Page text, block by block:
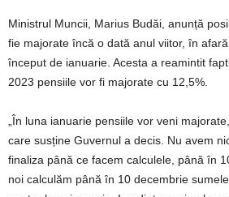
Ministrul Muncii, Marius Budăi, anunță
fie majorate încă o dată anul viitor, în
început de ianuarie. Acesta a reamintit
2023 pensiile vor fi majorate cu 12,5%.
„În luna ianuarie pensiile vor veni
care susține Guvernul a decis. Nu avem
finaliza până ce facem calculele, până în
noi calculăm până în 10 decembrie